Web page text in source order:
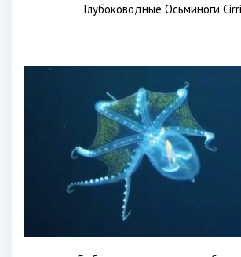
Глубоководные Осьминоги